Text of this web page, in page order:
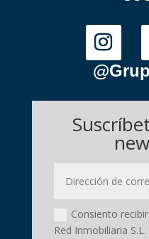
Consiento
Red Inmobiliaria